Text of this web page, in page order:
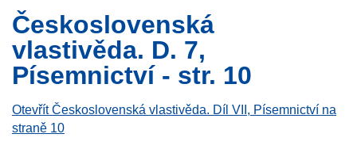
Československá
vlastivěda. D. 7,
Písemnictví - str. 10
Otevřít Československá vlastivěda. Díl VII, Písemnictví na
straně 10